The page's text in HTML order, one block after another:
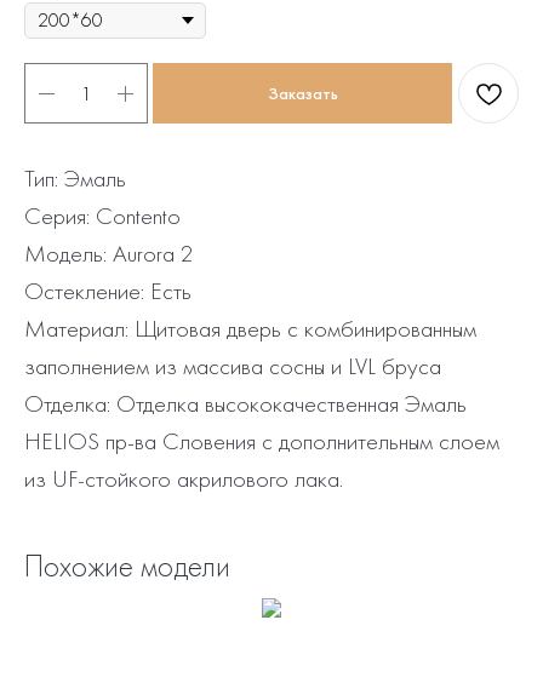
Заказать
Тип: Эмаль
Серия: Contento
Модель: Aurora 2
Остекление: Есть
Материал: Щитовая дверь с комбинированным
заполнением из массива сосны и LVL бруса
Отделка: Отделка высококачественная Эмаль
HELIOS пр-ва Словения с дополнительным слоем
из UF-стойкого акрилового лака.
Похожие модели